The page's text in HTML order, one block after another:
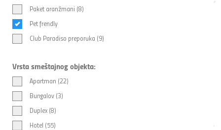
Paket aranžmani (8)
Pet frendly
Club Paradiso preporuka (9)
Vrsta smeštajnog objekta:
Apartman (22)
Bungalov (3)
Duplex (8)
Hotel (55)